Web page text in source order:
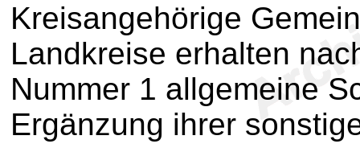
Kreisangehörige
Landkreise erhalten
Nummer 1 allgemeine
Ergänzung ihrer